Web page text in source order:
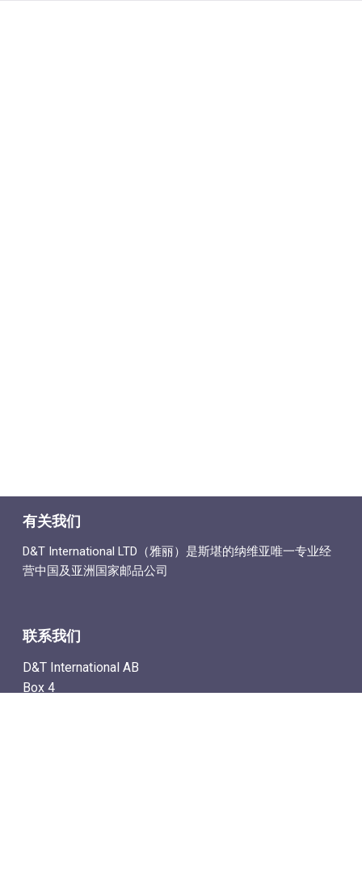
有关我们
D&T International LTD（雅丽）是斯堪的纳维亚唯一专业经
营中国及亚洲国家邮品公司
联系我们
D&T International AB
Box 4